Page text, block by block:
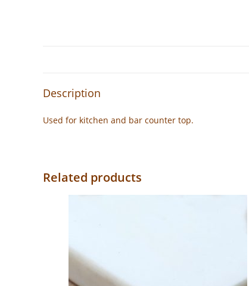
Description
Used for kitchen and bar counter top.
Related products